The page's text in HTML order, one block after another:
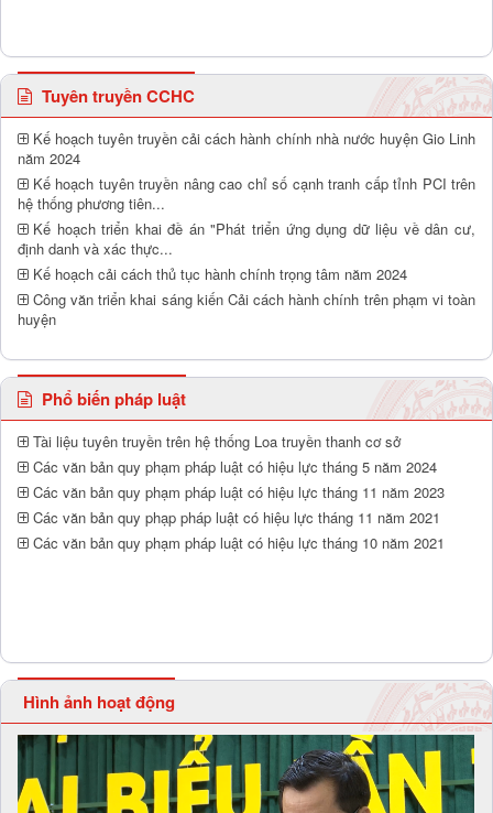
Tuyên truyền CCHC
Kế hoạch tuyên truyền cải cách hành chính nhà nước huyện Gio Linh
năm 2024
Kế hoạch tuyên truyền nâng cao chỉ số cạnh tranh cấp tỉnh PCI trên
hệ thống phương tiên...
Kế hoạch triển khai đề án "Phát triển ứng dụng dữ liệu về dân cư,
định danh và xác thực...
Kế hoạch cải cách thủ tục hành chính trọng tâm năm 2024
Công văn triển khai sáng kiến Cải cách hành chính trên phạm vi toàn
huyện
Phổ biến pháp luật
Tài liệu tuyên truyền trên hệ thống Loa truyền thanh cơ sở
Các văn bản quy phạm pháp luật có hiệu lực tháng 5 năm 2024
Các văn bản quy phạm pháp luật có hiệu lực tháng 11 năm 2023
Các văn bản quy phạp pháp luật có hiệu lực tháng 11 năm 2021
Các văn bản quy phạm pháp luật có hiệu lực tháng 10 năm 2021
Hình ảnh hoạt động